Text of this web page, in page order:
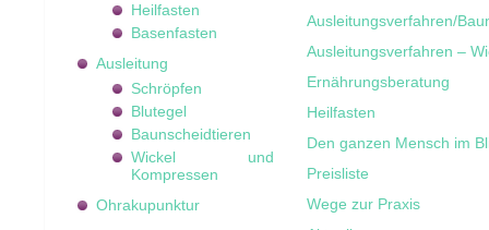
Heilfasten
Basenfasten
Ausleitung
Schröpfen
Blutegel
Baunscheidtieren
Wickel und
Kompressen
Ohrakupunktur
Ausleitungsverfahren/
Ausleitungsverfahren –
Ernährungsberatung
Heilfasten
Den ganzen Mensch im
Preisliste
Wege zur Praxis